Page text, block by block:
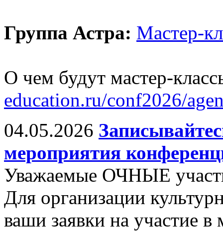
Группа Астра: Мастер-
О чем будут мастер-
education.ru/conf2026/
04.05.2026
мероприятия
Уважаемые ОЧНЫЕ
Для организации
ваши заявки на участие в